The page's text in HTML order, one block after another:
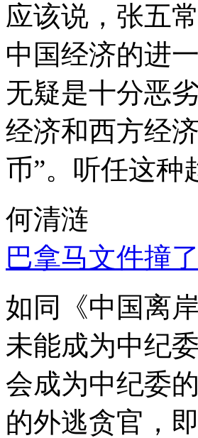
应该说，张五
中国经济的进
无疑是十分恶
经济和西方经
币”。听任这种
何清涟
巴拿马文件撞
如同《中国离
未能成为中纪
会成为中纪委
的外逃贪官，